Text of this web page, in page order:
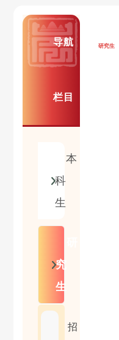
导航
栏目
本
科
生
究
生
招
研究生